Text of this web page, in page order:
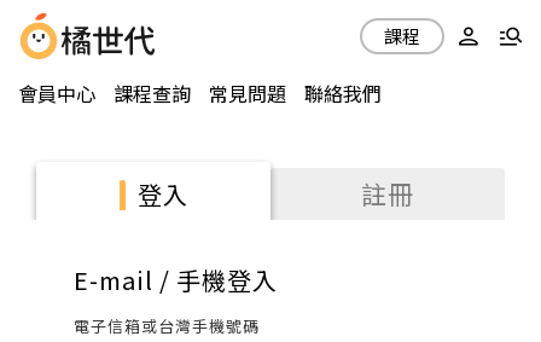
會員中心 課程查詢 常見問題 聯絡我們
課程
登入 註冊
E-mail / 手機登入
電子信箱或台灣手機號碼